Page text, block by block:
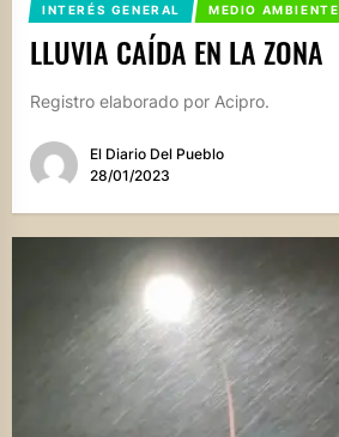
INTERÉS GENERAL MEDIO AMBIENTE
LLUVIA CAÍDA EN LA ZONA
Registro elaborado por Acipro.
El Diario Del Pueblo
28/01/2023